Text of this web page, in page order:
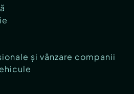
și vânzare companii